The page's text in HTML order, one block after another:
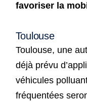
favoriser la
Toulouse
Toulouse, une
déjà prévu
véhicules
fréquentées